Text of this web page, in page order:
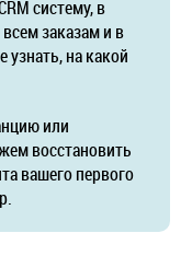
систему, в
заказам и в
на какой
или
восстановить
вашего первого